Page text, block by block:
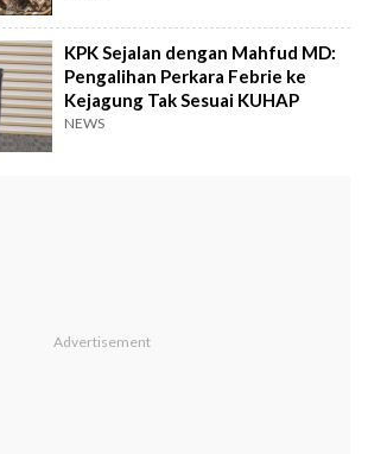
KPK Sejalan dengan Mahfud MD:
Pengalihan Perkara Febrie ke
Kejagung Tak Sesuai KUHAP
NEWS